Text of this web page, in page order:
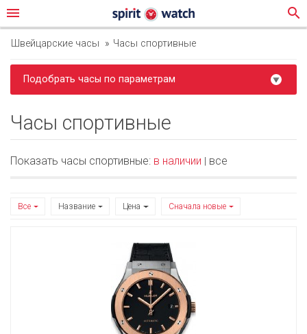
menu search
Швейцарские часы Часы спортивные
Подобрать часы по параметрам
Часы спортивные
Показать часы спортивные: в наличии все
Все Название Цена Сначала новые